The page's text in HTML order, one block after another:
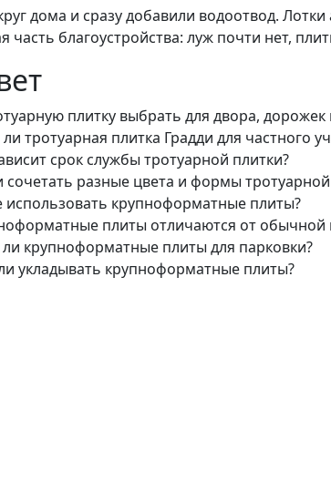
дома и сразу добавили водоотвод.
часть благоустройства: луж почти нет,
плитку выбрать для двора, дорожек
тротуарная плитка Градди для частного
срок службы тротуарной плитки?
разные цвета и формы тротуарной
использовать крупноформатные плиты?
плиты отличаются от обычной
крупноформатные плиты для парковки?
укладывать крупноформатные плиты?